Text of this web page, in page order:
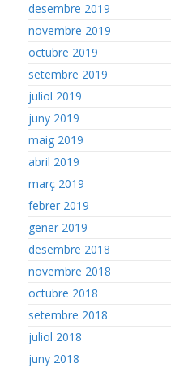
desembre 2019
novembre 2019
octubre 2019
setembre 2019
juliol 2019
juny 2019
maig 2019
abril 2019
març 2019
febrer 2019
gener 2019
desembre 2018
novembre 2018
octubre 2018
setembre 2018
juliol 2018
juny 2018